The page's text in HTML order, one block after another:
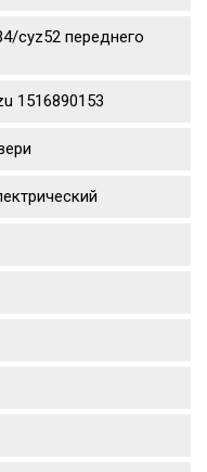
cyz52 переднего
1516890153